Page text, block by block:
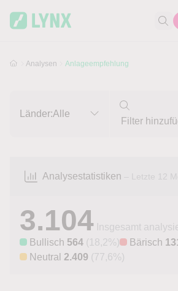
Analysen Anlageempfehlung
Länder:Alle
Analysestatistiken – Letzte 12
3.104 Insgesamt
Bullisch 564 (18,2%) Bärisch
Neutral 2.409 (77,6%)